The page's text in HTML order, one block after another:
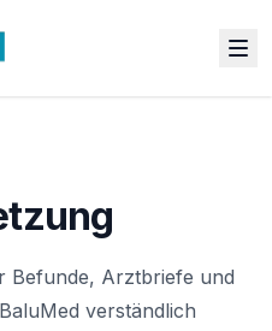
Befunde, Arztbriefe und
verständlich